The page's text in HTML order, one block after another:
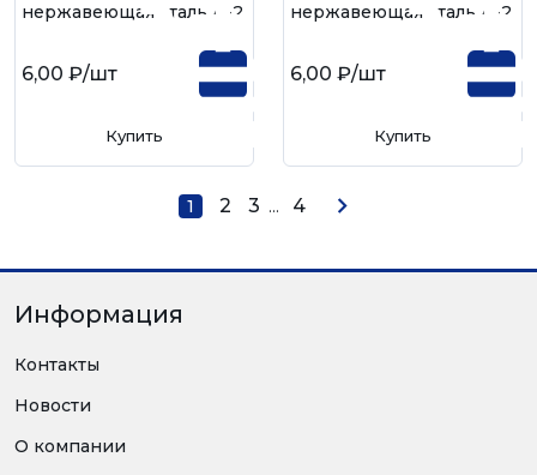
нержавеющая сталь А-2
6,00 ₽/шт
Купить
нержавеющая сталь А-2
6,00 ₽/шт
Купить
1 2 3 ... 4
Информация
Контакты
Новости
О компании